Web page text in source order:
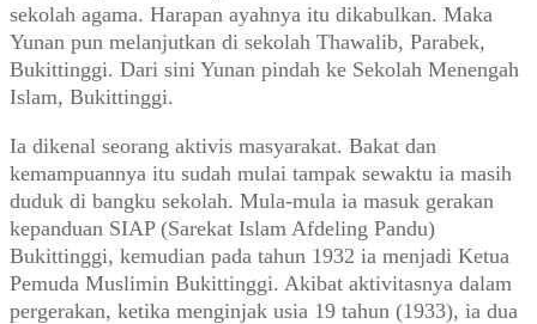
sekolah agama. Harapan ayahnya itu dikabulkan. Maka
Yunan pun melanjutkan di sekolah Thawalib, Parabek,
Bukittinggi. Dari sini Yunan pindah ke Sekolah Menengah
Islam, Bukittinggi.
Ia dikenal seorang aktivis masyarakat. Bakat dan
kemampuannya itu sudah mulai tampak sewaktu ia masih
duduk di bangku sekolah. Mula-mula ia masuk gerakan
kepanduan SIAP (Sarekat Islam Afdeling Pandu)
Bukittinggi, kemudian pada tahun 1932 ia menjadi Ketua
Pemuda Muslimin Bukittinggi. Akibat aktivitasnya dalam
pergerakan, ketika menginjak usia 19 tahun (1933), ia dua